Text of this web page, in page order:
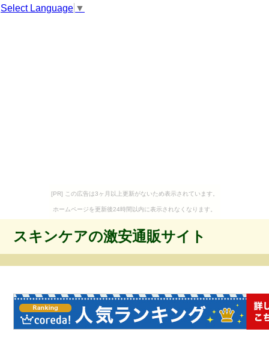
Select Language ▼
[PR] この広告は3ヶ月以上更新がないため表示されています。
ホームページを更新後24時間以内に表示されなくなります。
スキンケアの激安通販サイト